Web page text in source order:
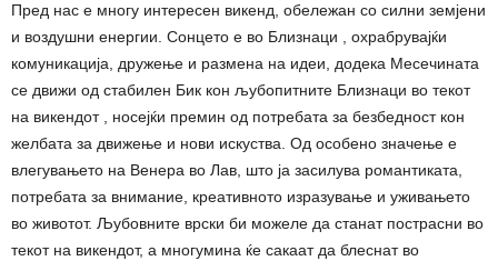
Пред нас е многу интересен викенд, обележан со силни земјени
и воздушни енергии. Сонцето е во Близнаци , охрабрувајќи
комуникација, дружење и размена на идеи, додека Месечината
се движи од стабилен Бик кон љубопитните Близнаци во текот
на викендот , носејќи премин од потребата за безбедност кон
желбата за движење и нови искуства. Од особено значење е
влегувањето на Венера во Лав, што ја засилува романтиката,
потребата за внимание, креативното изразување и уживањето
во животот. Љубовните врски би можеле да станат пострасни во
текот на викендот, а многумина ќе сакаат да блеснат во